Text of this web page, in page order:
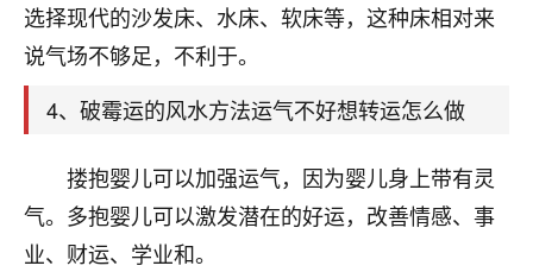
选择现代的沙发床、水床、软床等，这种床相对来
说气场不够足，不利于。
4、破霉运的风水方法运气不好想转运怎么做
搂抱婴儿可以加强运气，因为婴儿身上带有灵
气。多抱婴儿可以激发潜在的好运，改善情感、事
业、财运、学业和。
址、风水、还有开业日子，哪哪都看了，虽然
大环境不好，但是我家生意还可以，前几天又
梦醒时分
我女儿高二叛逆，大半年不上学，一说她就要死要活
的，把我们两口子愁的不行，朋友给我推荐的慧来老